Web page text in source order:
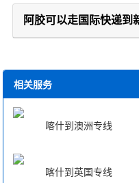
阿胶可以走国际快递到
相关服务
喀什到澳洲专线
喀什到英国专线